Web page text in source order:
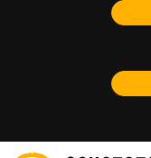
Cookies